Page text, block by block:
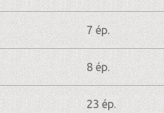
7 ép.
8 ép.
23 ép.